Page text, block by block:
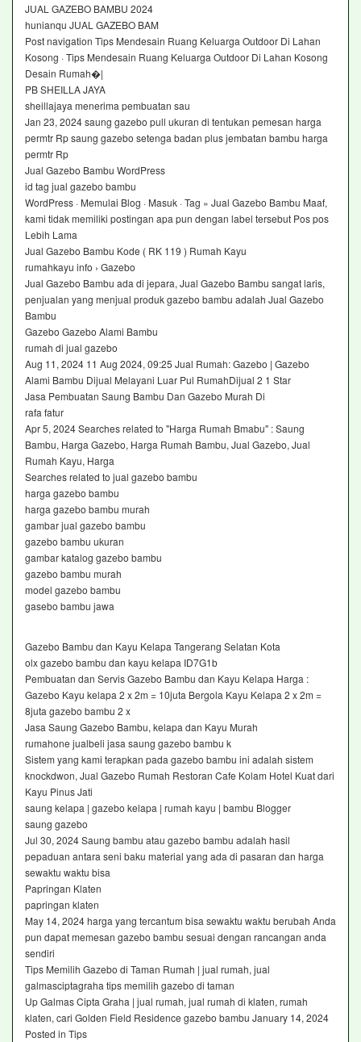
JUAL GAZEBO BAMBU 2024
hunianqu JUAL GAZEBO BAM
Post navigation Tips Mendesain Ruang Keluarga Outdoor Di Lahan
Kosong · Tips Mendesain Ruang Keluarga Outdoor Di Lahan Kosong
Desain Rumah�|
PB SHEILLA JAYA
sheillajaya menerima pembuatan sau
Jan 23, 2024 saung gazebo pull ukuran di tentukan pemesan harga
permtr Rp saung gazebo setenga badan plus jembatan bambu harga
permtr Rp
Jual Gazebo Bambu WordPress
id tag jual gazebo bambu
WordPress · Memulai Blog · Masuk · Tag » Jual Gazebo Bambu Maaf,
kami tidak memiliki postingan apa pun dengan label tersebut Pos pos
Lebih Lama
Jual Gazebo Bambu Kode ( RK 119 ) Rumah Kayu
rumahkayu info › Gazebo
Jual Gazebo Bambu ada di jepara, Jual Gazebo Bambu sangat laris,
penjualan yang menjual produk gazebo bambu adalah Jual Gazebo
Bambu
Gazebo Gazebo Alami Bambu
rumah di jual gazebo
Aug 11, 2024 11 Aug 2024, 09:25 Jual Rumah: Gazebo | Gazebo
Alami Bambu Dijual Melayani Luar Pul RumahDijual 2 1 Star
Jasa Pembuatan Saung Bambu Dan Gazebo Murah Di
rafa fatur
Apr 5, 2024 Searches related to "Harga Rumah Bmabu" : Saung
Bambu, Harga Gazebo, Harga Rumah Bambu, Jual Gazebo, Jual
Rumah Kayu, Harga
Searches related to jual gazebo bambu
harga gazebo bambu
harga gazebo bambu murah
gambar jual gazebo bambu
gazebo bambu ukuran
gambar katalog gazebo bambu
gazebo bambu murah
model gazebo bambu
gasebo bambu jawa
Gazebo Bambu dan Kayu Kelapa Tangerang Selatan Kota
olx gazebo bambu dan kayu kelapa ID7G1b
Pembuatan dan Servis Gazebo Bambu dan Kayu Kelapa Harga :
Gazebo Kayu kelapa 2 x 2m = 10juta Bergola Kayu Kelapa 2 x 2m =
8juta gazebo bambu 2 x
Jasa Saung Gazebo Bambu, kelapa dan Kayu Murah
rumahone jualbeli jasa saung gazebo bambu k
Sistem yang kami terapkan pada gazebo bambu ini adalah sistem
knockdwon, Jual Gazebo Rumah Restoran Cafe Kolam Hotel Kuat dari
Kayu Pinus Jati
saung kelapa | gazebo kelapa | rumah kayu | bambu Blogger
saung gazebo
Jul 30, 2024 Saung bambu atau gazebo bambu adalah hasil
pepaduan antara seni baku material yang ada di pasaran dan harga
sewaktu waktu bisa
Papringan Klaten
papringan klaten
May 14, 2024 harga yang tercantum bisa sewaktu waktu berubah Anda
pun dapat memesan gazebo bambu sesuai dengan rancangan anda
sendiri
Tips Memilih Gazebo di Taman Rumah | jual rumah, jual
galmasciptagraha tips memilih gazebo di taman
Up Galmas Cipta Graha | jual rumah, jual rumah di klaten, rumah
klaten, cari Golden Field Residence gazebo bambu January 14, 2024
Posted in Tips